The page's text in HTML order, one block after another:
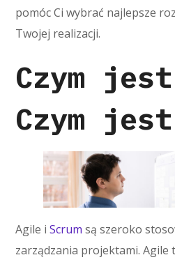
pomóc Ci wybrać najlepsze
Twojej realizacji.
Czym
Czym
Agile iScrum są szeroko
zarządzania projektami. Agile